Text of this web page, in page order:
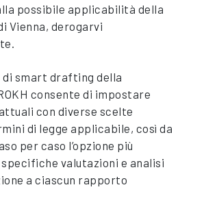
possibile applicabilità della
Vienna, derogarvi
di smart drafting della
consente di impostare
con diverse scelte
di legge applicabile, così da
per caso l’opzione più
valutazioni e analisi
a ciascun rapporto